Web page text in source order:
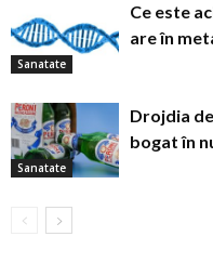
Sanatate
Ce este
are în
Sanatate
Drojdia
bogat în